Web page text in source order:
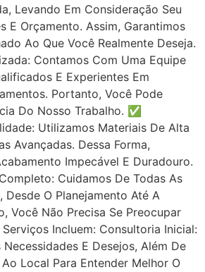
Levando Em Consideração Seu
E Orçamento. Assim, Garantimos
Ao Que Você Realmente Deseja.
Contamos Com Uma Equipe
E Experientes Em
Portanto, Você Pode
Do Nosso Trabalho. ✅
Utilizamos Materiais De Alta
Avançadas. Dessa Forma,
Impecável E Duradouro.
Cuidamos De Todas As
Desde O Planejamento Até A
Você Não Precisa Se Preocupar
Incluem: Consultoria Inicial:
E Desejos, Além De
Local Para Entender Melhor O